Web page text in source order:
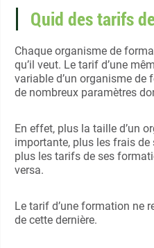
Quid des tarifs
Chaque organisme de
qu’il veut. Le tarif d’une
variable d’un organisme de
de nombreux paramètres
En effet, plus la taille d’un
importante, plus les frais de
plus les tarifs de ses
versa.
Le tarif d’une formation ne
de cette dernière.